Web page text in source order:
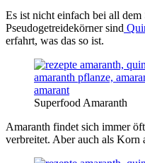
Es ist nicht einfach bei all
Pseudogetreidekörner sind
erfahrt, was das so ist.
Superfood Amaranth
Amaranth findet sich immer
verbreitet. Aber auch als Korn